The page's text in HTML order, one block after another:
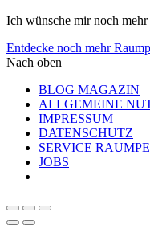
Ich wünsche mir noch
Entdecke noch mehr
Nach oben
BLOG MAGAZIN
ALLGEMEINE
IMPRESSUM
DATENSCHUTZ
SERVICE
JOBS